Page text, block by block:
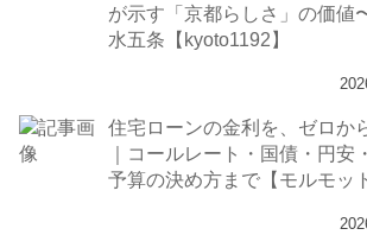
が示す「京都らしさ」の価値
水五条【kyoto1192】
住宅ローンの金利を、ゼロか
｜コールレート・国債・円安
予算の決め方まで【モルモッ